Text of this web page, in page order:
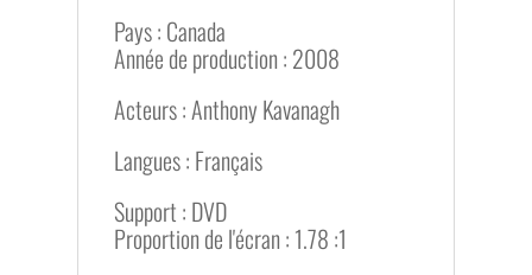
Pays : Canada
Année de production : 2008
Acteurs : Anthony Kavanagh
Langues : Français
Support : DVD
Proportion de l'écran : 1.78 :1